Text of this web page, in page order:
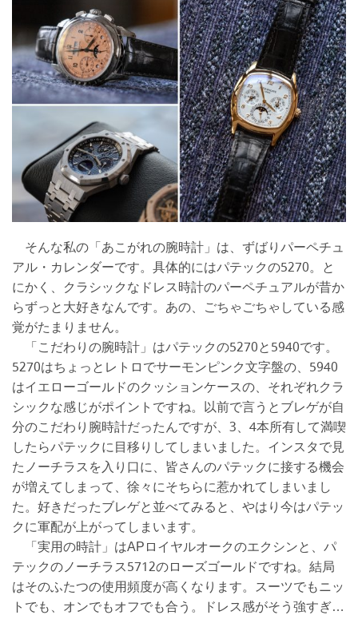
そんな私の「あこがれの腕時計」は、ずばりパーペチュ
アル・カレンダーです。具体的にはパテックの5270。と
にかく、クラシックなドレス時計のパーペチュアルが昔か
らずっと大好きなんです。あの、ごちゃごちゃしている感
覚がたまりません。
「こだわりの腕時計」はパテックの5270と5940です。
5270はちょっとレトロでサーモンピンク文字盤の、5940
はイエローゴールドのクッションケースの、それぞれクラ
シックな感じがポイントですね。以前で言うとブレゲが自
分のこだわり腕時計だったんですが、3、4本所有して満喫
したらパテックに目移りしてしまいました。インスタで見
たノーチラスを入り口に、皆さんのパテックに接する機会
が増えてしまって、徐々にそちらに惹かれてしまいまし
た。好きだったブレゲと並べてみると、やはり今はパテッ
クに軍配が上がってしまいます。
「実用の時計」はAPロイヤルオークのエクシンと、パ
テックのノーチラス5712のローズゴールドですね。結局
はそのふたつの使用頻度が高くなります。スーツでもニッ
トでも、オンでもオフでも合う。ドレス感がそう強すぎ…